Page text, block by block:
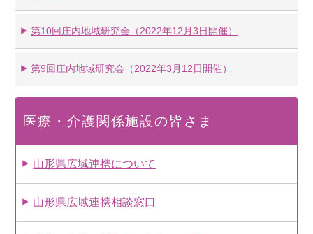
第10回庄内地域研究会（2022年12月3日開催）
第9回庄内地域研究会（2022年3月12日開催）
医療・介護関係施設の皆さま
山形県広域連携について
山形県広域連携相談窓口